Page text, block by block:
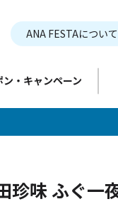
ANA FESTAについて
・キャンペーン
珍味 ふぐ一